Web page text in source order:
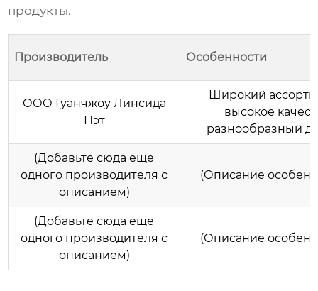
продукты.
Производитель Особенности
ООО Гуанчжоу Линсида
Пэт
Широкий
высокое
разнообразный
(Добавьте сюда еще
одного производителя с
описанием)
(Описание
(Добавьте сюда еще
одного производителя с
описанием)
(Описание